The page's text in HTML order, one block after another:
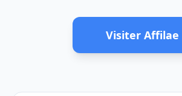
Visiter Affilae